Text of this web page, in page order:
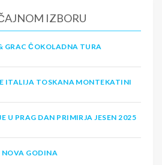
IZBORU
GRAC ČOKOLADNA TURA
ITALIJA TOSKANA MONTEKATINI
U PRAG DAN PRIMIRJA JESEN 2025
NOVA GODINA